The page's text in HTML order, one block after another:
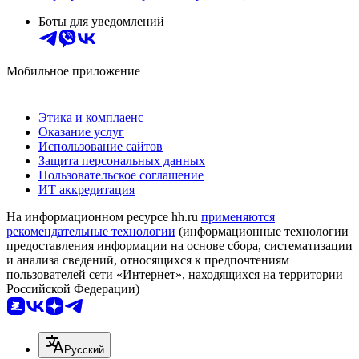
Боты для уведомлений
Мобильное приложение
Этика и комплаенс
Оказание услуг
Использование сайтов
Защита персональных данных
Пользовательское соглашение
ИТ аккредитация
На информационном ресурсе hh.ru применяются
рекомендательные технологии (информационные технологии
предоставления информации на основе сбора, систематизации
и анализа сведений, относящихся к предпочтениям
пользователей сети «Интернет», находящихся на территории
Российской Федерации)
Русский